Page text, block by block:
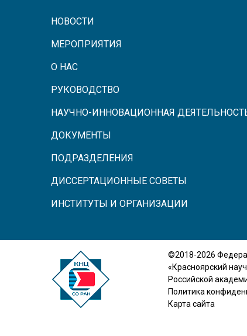
НОВОСТИ
МЕРОПРИЯТИЯ
О НАС
РУКОВОДСТВО
НАУЧНО-ИННОВАЦИОННАЯ
ДОКУМЕНТЫ
ПОДРАЗДЕЛЕНИЯ
ДИССЕРТАЦИОННЫЕ СОВЕТЫ
ИНСТИТУТЫ И ОРГАНИЗАЦИИ
©2018-2026
«Красноярский
Российской
Политика
Карта сайта